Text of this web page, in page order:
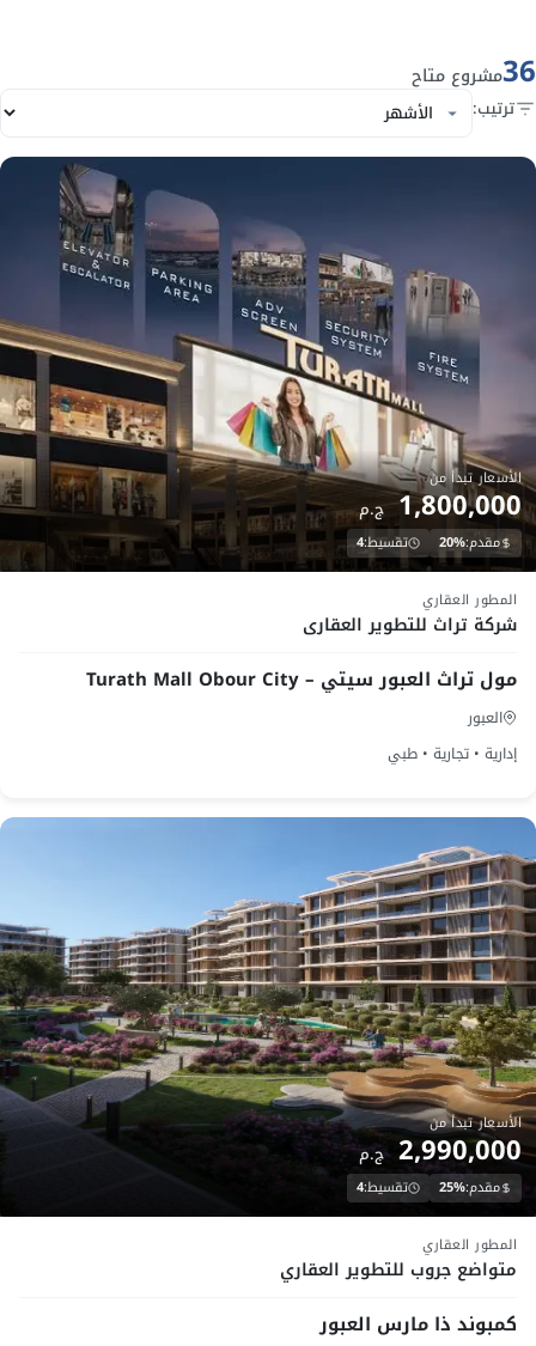
36مشروع متاح
ترتيب:
تم التسليم
الأسعار تبدأ من
1,800,000 ج.م
مقدم:20% تقسيط:4
المطور العقاري
شركة تراث للتطوير العقارى
مول تراث العبور سيتي – Turath Mall Obour City
العبور
إدارية • تجارية • طبي
تحت الانشاء
الأسعار تبدأ من
2,990,000 ج.م
مقدم:25% تقسيط:4
المطور العقاري
متواضع جروب للتطوير العقاري
كمبوند ذا مارس العبور